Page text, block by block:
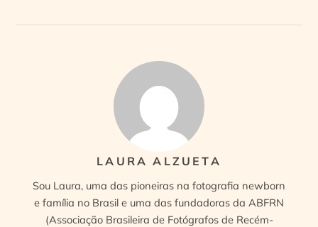
LAURA ALZUETA
Sou Laura, uma das pioneiras na fotografia newborn
e família no Brasil e uma das fundadoras da ABFRN
(Associação Brasileira de Fotógrafos de Recém-